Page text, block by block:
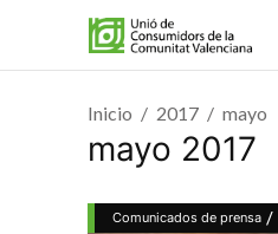
Inicio 2017 mayo
mayo 2017
Comunicados de prensa /